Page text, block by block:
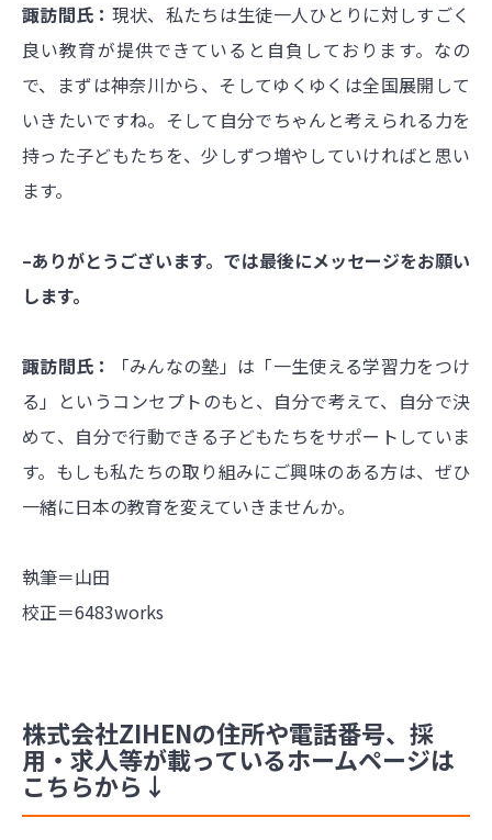
諏訪間氏： 現状、私たちは生徒一人ひとりに対しすごく
良い教育が提供できていると自負しております。なの
で、まずは神奈川から、そしてゆくゆくは全国展開して
いきたいですね。そして自分でちゃんと考えられる力を
持った子どもたちを、少しずつ増やしていければと思い
ます。
–ありがとうございます。では最後にメッセージをお願い
します。
諏訪間氏：
「みんなの塾」は「一生使える学習力をつけ
る」というコンセプトのもと、自分で考えて、自分で決
めて、自分で行動できる子どもたちをサポートしていま
す。もしも私たちの取り組みにご興味のある方は、ぜひ
一緒に日本の教育を変えていきませんか。
執筆＝山田
校正＝6483works
株式会社ZIHENの住所や電話番号、採
用・求人等が載っているホームページは
こちらから↓